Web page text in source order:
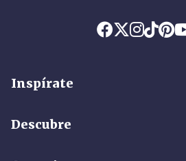
Inspírate
Descubre